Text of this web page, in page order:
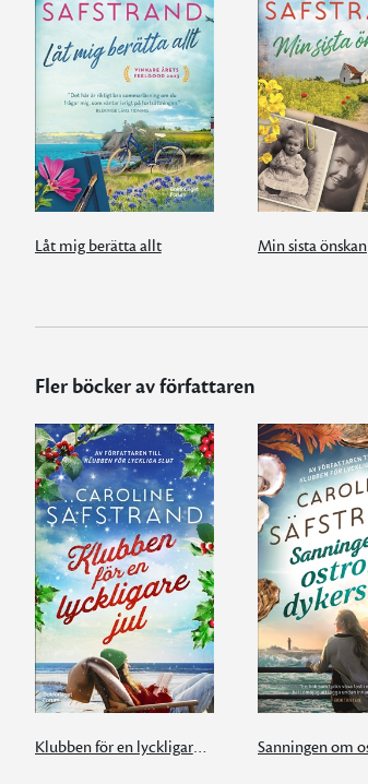
Låt mig berätta allt Min sista önskan
Fler böcker av författaren
Klubben för en lyckligare jul